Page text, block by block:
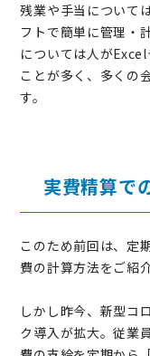
残業や手当について
フトで簡単に管理・
については人が
ことが多く、多くの
す。
実費精算で
このため前回は、定
費の計算方法をご紹
しかし昨今、新型コ
ク導入が拡大。従業